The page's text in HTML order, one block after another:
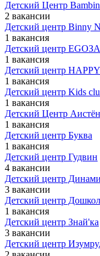
Детский Центр
2 вакансии
Детский центр Binny
1 вакансия
Детский центр EGOЗА
1 вакансия
Детский центр
1 вакансия
Детский центр Kids
1 вакансия
Детский Центр
1 вакансия
Детский центр Буква
1 вакансия
Детский центр Гудвин
4 вакансии
Детский центр
3 вакансии
Детский центр
1 вакансия
Детский центр Знай'ка
3 вакансии
Детский центр